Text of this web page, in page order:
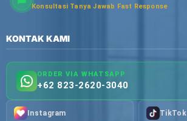
Konsultasi Tanya Jawab Fast Response
KONTAK KAMI
ORDER VIA WHATSAPP
+62 823-2620-3040
Instagram TikTok